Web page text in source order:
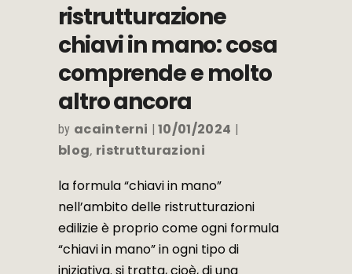
ristrutturazione
chiavi in mano: cosa
comprende e molto
altro ancora
by acainterni
10/01/2024
blog, ristrutturazioni
la formula “chiavi in mano”
nell’ambito delle ristrutturazioni
edilizie è proprio come ogni formula
“chiavi in mano” in ogni tipo di
iniziativa. si tratta, cioè, di una